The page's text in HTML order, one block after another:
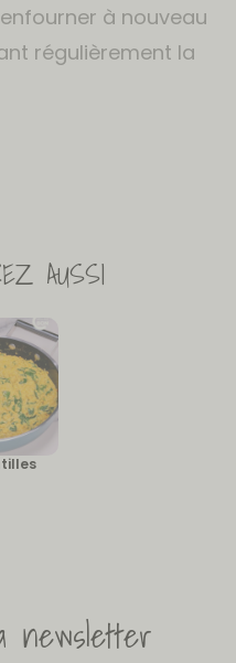
à nouveau
régulièrement la
AUSSI
newsletter